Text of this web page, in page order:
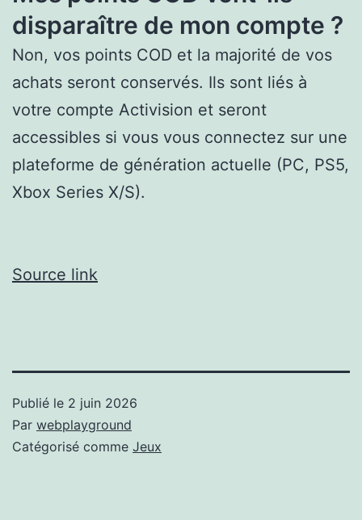
disparaître de mon compte ?
Non, vos points COD et la majorité de vos
achats seront conservés. Ils sont liés à
votre compte Activision et seront
accessibles si vous vous connectez sur une
plateforme de génération actuelle (PC, PS5,
Xbox Series X/S).
Source link
Publié le 2 juin 2026
Par webplayground
Catégorisé comme Jeux